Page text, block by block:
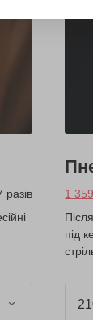
1 359
під